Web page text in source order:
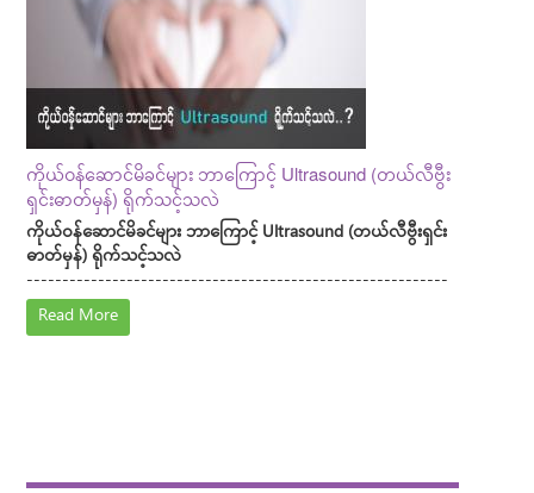
ကိုယ်ဝန်ဆောင်မိခင်များ ဘာကြောင့် Ultrasound (တယ်လီဗွီး
ရှင်းဓာတ်မှန်) ရိုက်သင့်သလဲ
ကိုယ်ဝန်ဆောင်မိခင်များ ဘာကြောင့် Ultrasound (တယ်လီဗွီးရှင်း
ဓာတ်မှန်) ရိုက်သင့်သလဲ
-----------------------------------------------------------
Read More